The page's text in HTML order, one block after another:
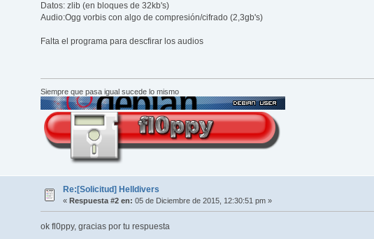
Datos: zlib (en bloques de 32kb's)
Audio:Ogg vorbis con algo de compresión/cifrado (2,3gb's)
Falta el programa para descfirar los audios
Siempre que pasa igual sucede lo mismo
Re:[Solicitud] Helldivers
«Respuesta #2 en: 05 de Diciembre de 2015, 12:30:51 pm »
ok fl0ppy, gracias por tu respuesta